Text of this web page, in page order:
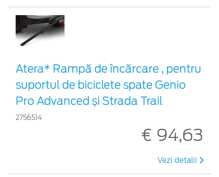
Atera* Rampă de încărcare , pentru
suportul de biciclete spate Genio
Pro Advanced și Strada Trail
2756514
€ 94,63
Vezi detalii